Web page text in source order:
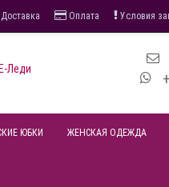
Доставка Оплата Условия
ЮБКИ ЖЕНСКАЯ ОДЕЖДА